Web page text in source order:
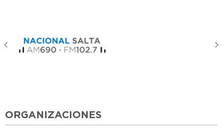
ORGANIZACIONES